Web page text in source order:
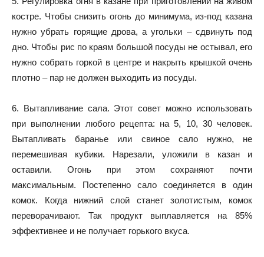
костре. Чтобы снизить огонь до минимума, из-под казана
нужно убрать горящие дрова, а угольки – сдвинуть под
дно. Чтобы рис по краям большой посуды не остывал, его
нужно собрать горкой в центре и накрыть крышкой очень
плотно – пар не должен выходить из посуды.
6. Вытапливание сала. Этот совет можно использовать
при выполнении любого рецепта: на 5, 10, 30 человек.
Вытапливать баранье или свиное сало нужно, не
перемешивая кубики. Нарезали, уложили в казан и
оставили. Огонь при этом сохраняют почти
максимальным. Постепенно сало соединяется в один
комок. Когда нижний слой станет золотистым, комок
переворачивают. Так продукт выплавляется на 85%
эффективнее и не получает горького вкуса.